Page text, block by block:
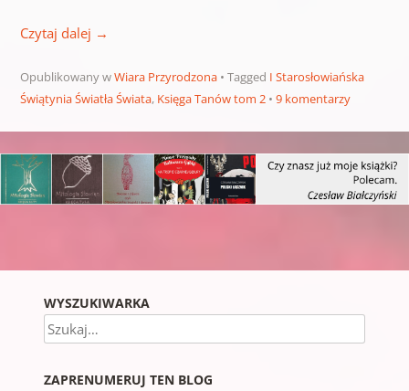
Czytaj dalej →
Opublikowany wWiara Przyrodzona Tagged I Starosłowiańska
Świątynia Światła Świata, Księga Tanów tom 2 9 komentarzy
WYSZUKIWARKA
Szukaj
ZAPRENUMERUJ TEN BLOG